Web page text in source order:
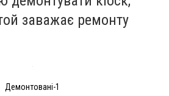
заважає ремонту
Демонтовані-1